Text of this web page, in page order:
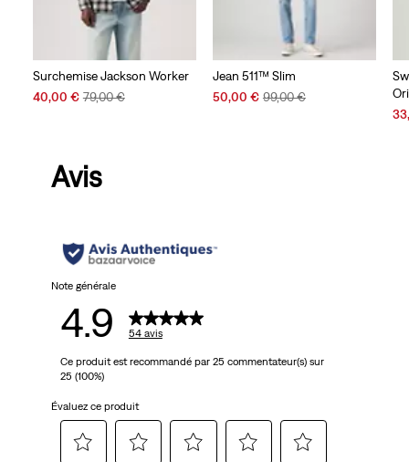
Surchemise Jackson Worker
Sale
40,00 €Original
79,00 €
Jean 511™ Slim
Sale
50,00 € Original
99,00 €
Avis
Note générale
4.9 54 avis
Ce produit est recommandé par 25 commentateur(s) sur
25 (100%)
Évaluez ce produit